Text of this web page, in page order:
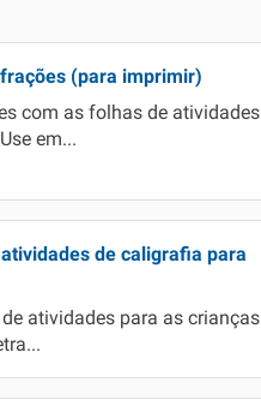
(para imprimir)
com as folhas de atividades
em...
de caligrafia para
atividades para as crianças